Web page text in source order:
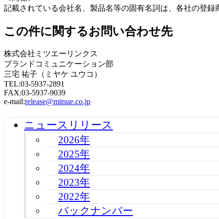
記載されている会社名、製品名等の固有名詞は、各社の登録
この件に関するお問い合わせ先
株式会社ミツエーリンクス
ブランドコミュニケーション部
三宅 祐子（ミヤケ ユウコ）
TEL:03-5937-2891
FAX:03-5937-9039
e-mail:release@mitsue.co.jp
ニュースリリース
2026年
2025年
2024年
2023年
2022年
バックナンバー